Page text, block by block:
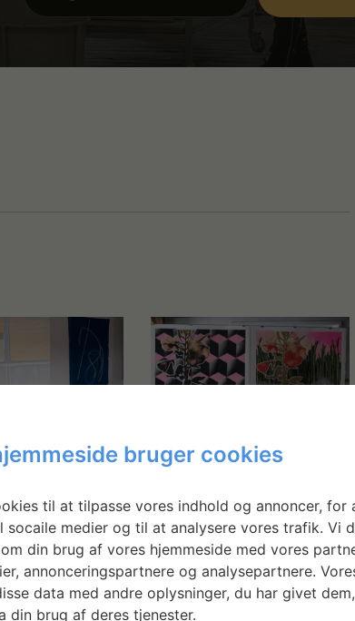
that
Systema Naturae
bruger cookies
til at tilpasse vores indhold og annoncer, for
socaile medier og til at analysere vores trafik. Vi
din brug af vores hjemmeside med vores
annonceringspartnere og analysepartnere.
data med andre oplysninger, du har givet
din brug af deres tjenester.